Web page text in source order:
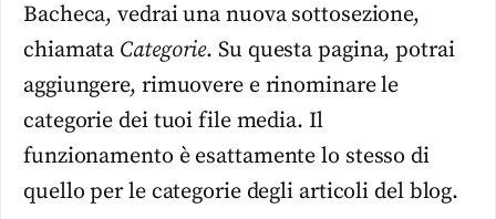
Bacheca, vedrai una nuova sottosezione,
chiamata Categorie. Su questa pagina, potrai
aggiungere, rimuovere e rinominare le
categorie dei tuoi file media. Il
funzionamento è esattamente lo stesso di
quello per le categorie degli articoli del blog.